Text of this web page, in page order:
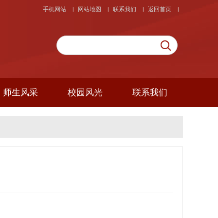
|
返回首页
|
联系我们
|
网站地图
|
手机网站
师生风采 校园风光 联系我们